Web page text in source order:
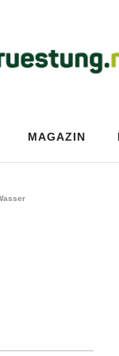
MAGAZIN